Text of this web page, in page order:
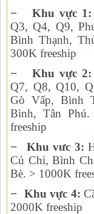
−
Khu vực 1:
Q3, Q4, Q9,
Bình Thạnh,
300K freeship
−
Khu vực 2:
Q7, Q8, Q10,
Gò Vấp, Bình
Bình, Tân
freeship
−
Khu vưc 3:
Củ Chi, Bình
Bè. > 1000K
− Khu vực 4:
2000K freeship